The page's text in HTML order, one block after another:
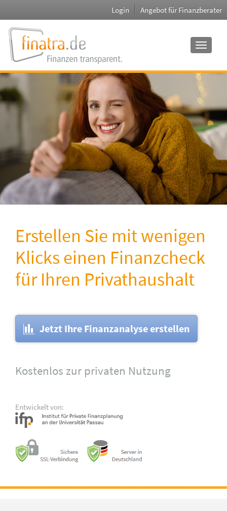
Login Angebot für Finanzberater
Erstellen Sie mit wenigen
Klicks einen Finanzcheck
für Ihren Privathaushalt
Jetzt Ihre Finanzanalyse erstellen
Kostenlos zur privaten Nutzung
Entwickelt von: